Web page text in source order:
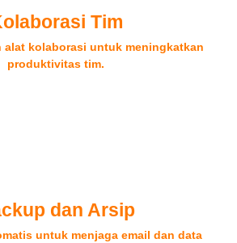
Tim
alat kolaborasi untuk meningkatkan
produktivitas tim.
dan Arsip
untuk menjaga email dan data